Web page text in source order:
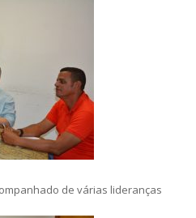
de várias lideranças